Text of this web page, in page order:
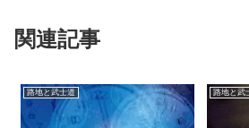
関連記事
路地と武士道 路地と武